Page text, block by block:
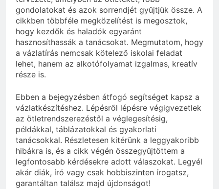
gondolatokat és azok sorrendjét gyűjtjük össze. A
cikkben többféle megközelítést is megosztok,
hogy kezdők és haladók egyaránt
hasznosíthassák a tanácsokat. Megmutatom, hogy
a vázlatírás nemcsak kötelező iskolai feladat
lehet, hanem az alkotófolyamat izgalmas, kreatív
része is.
Ebben a bejegyzésben átfogó segítséget kapsz a
vázlatkészítéshez. Lépésről lépésre végigvezetlek
az ötletrendszerezéstől a véglegesítésig,
példákkal, táblázatokkal és gyakorlati
tanácsokkal. Részletesen kitérünk a leggyakoribb
hibákra is, és a cikk végén összegyűjtöttem a
legfontosabb kérdésekre adott válaszokat. Legyél
akár diák, író vagy csak hobbiszinten írogatsz,
garantáltan találsz majd újdonságot!